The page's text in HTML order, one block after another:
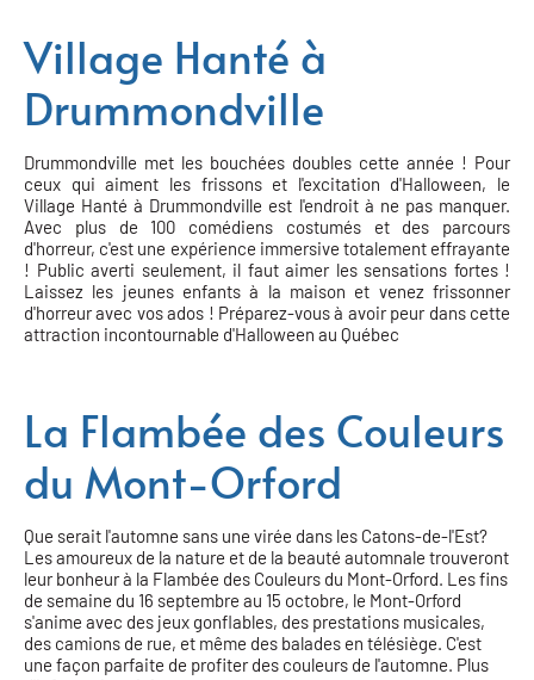
Village Hanté à
Drummondville
Drummondville met les bouchées doubles cette année ! Pour
ceux qui aiment les frissons et l'excitation d'Halloween, le
Village Hanté à Drummondville est l'endroit à ne pas manquer.
Avec plus de 100 comédiens costumés et des parcours
d'horreur, c'est une expérience immersive totalement effrayante
! Public averti seulement, il faut aimer les sensations fortes !
Laissez les jeunes enfants à la maison et venez frissonner
d'horreur avec vos ados ! Préparez-vous à avoir peur dans cette
attraction incontournable d'Halloween au Québec
La Flambée des Couleurs
du Mont-Orford
Que serait l'automne sans une virée dans les Catons-de-l'Est?
Les amoureux de la nature et de la beauté automnale trouveront
leur bonheur à la Flambée des Couleurs du Mont-Orford. Les fins
de semaine du 16 septembre au 15 octobre, le Mont-Orford
s'anime avec des jeux gonflables, des prestations musicales,
des camions de rue, et même des balades en télésiège. C'est
une façon parfaite de profiter des couleurs de l'automne. Plus